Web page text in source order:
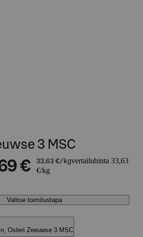
3 MSC
€ 33,63 €/kgvertailuhinta 33,63
€/kg
Valitse toimitustapa
Osteri Zeeuwse 3 MSC